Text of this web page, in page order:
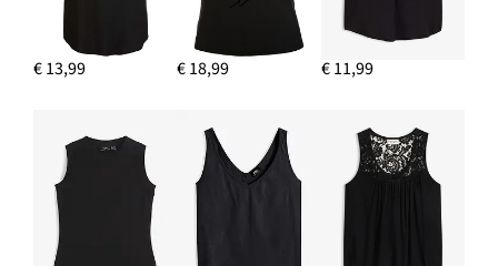
voor
€ 7,99
€ 11,99
€ 11,99 -33%
IN WINKELMANDJE
€ 10,99
IN WINKELMANDJE
€ 13,99 € 18,99 € 11,99